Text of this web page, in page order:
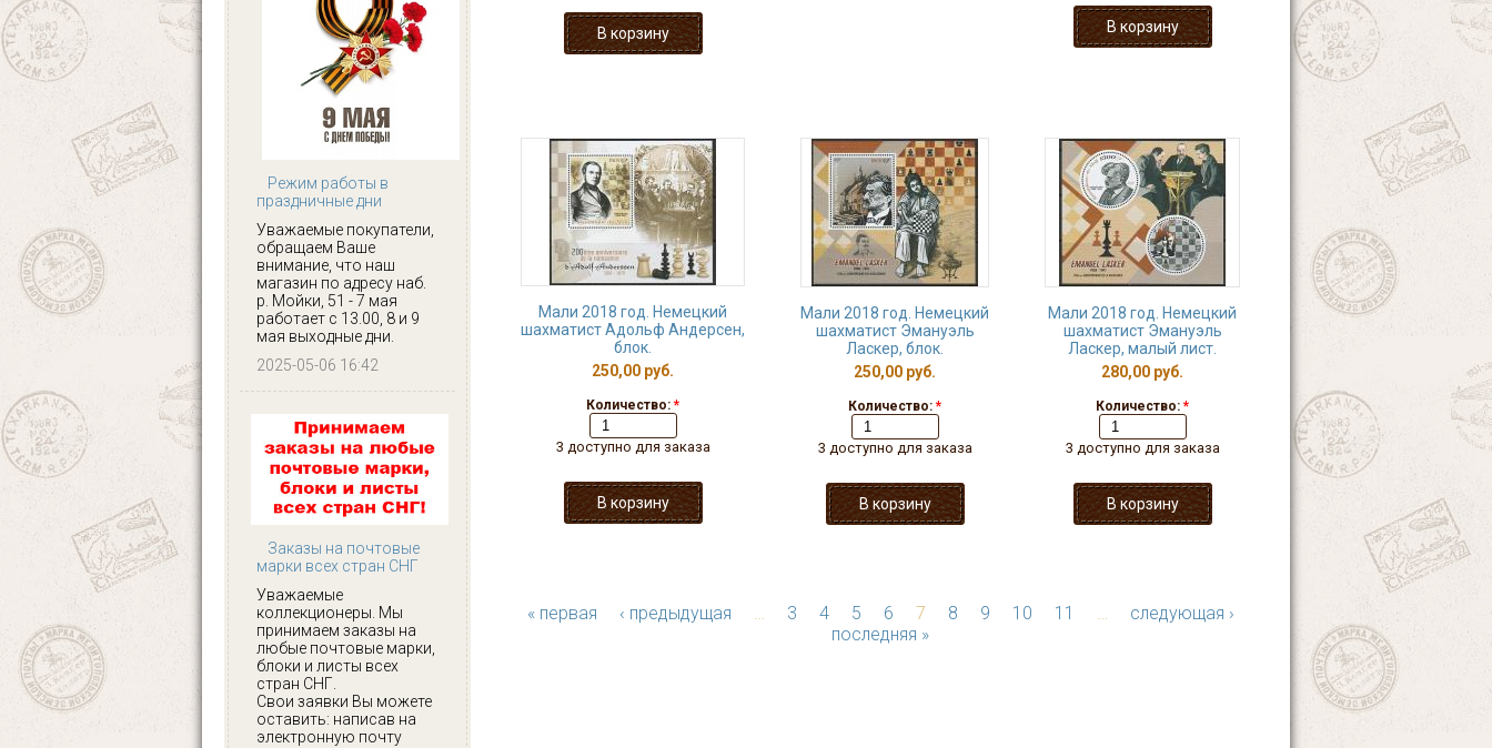
Режим работы в
праздничные дни
Уважаемые покупатели,
обращаем Ваше
внимание, что наш
магазин по адресу наб.
р. Мойки, 51 - 7 мая
работает с 13.00, 8 и 9
мая выходные дни.
2025-05-06 16:42
Заказы на почтовые
марки всех стран СНГ
Уважаемые
коллекционеры. Мы
принимаем заказы на
любые почтовые марки,
блоки и листы всех
стран СНГ.
Свои заявки Вы можете
оставить: написав на
электронную почту
Мали 2018 год. Немецкий
шахматист Адольф Андерсен,
блок.
250,00 руб.
Количество: *
3 доступно для заказа
Мали 2018 год. Немецкий
шахматист Эмануэль
Ласкер, блок.
250,00 руб.
Количество: *
3 доступно для заказа
Мали 2018 год. Немецкий
шахматист Эмануэль
Ласкер, малый лист.
280,00 руб.
Количество: *
3 доступно для заказа
« первая ‹ предыдущая … 3 4 5 6 7 8 9 10 11 …
следующая ›
последняя »